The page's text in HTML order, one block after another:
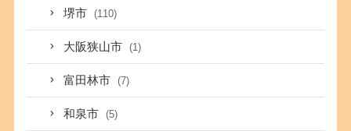
堺市 (110)
大阪狭山市 (1)
富田林市 (7)
和泉市 (5)